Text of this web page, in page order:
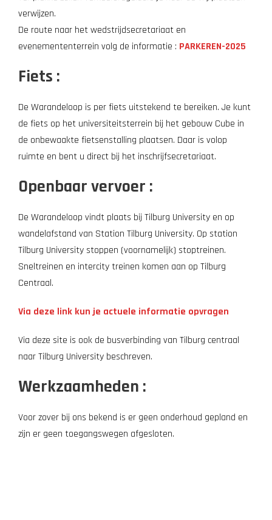
verwijzen.
De route naar het wedstrijdsecretariaat en
evenemententerrein volg de informatie : PARKEREN-2025
Fiets :
De Warandeloop is per fiets uitstekend te bereiken. Je kunt
de fiets op het universiteitsterrein bij het gebouw Cube in
de onbewaakte fietsenstalling plaatsen. Daar is volop
ruimte en bent u direct bij het inschrijfsecretariaat.
Openbaar vervoer :
De Warandeloop vindt plaats bij Tilburg University en op
wandelafstand van Station Tilburg University. Op station
Tilburg University stoppen (voornamelijk) stoptreinen.
Sneltreinen en intercity treinen komen aan op Tilburg
Centraal.
Via deze link kun je actuele informatie opvragen
Via deze site is ook de busverbinding van Tilburg centraal
naar Tilburg University beschreven.
Werkzaamheden :
Voor zover bij ons bekend is er geen onderhoud gepland en
zijn er geen toegangswegen afgesloten.